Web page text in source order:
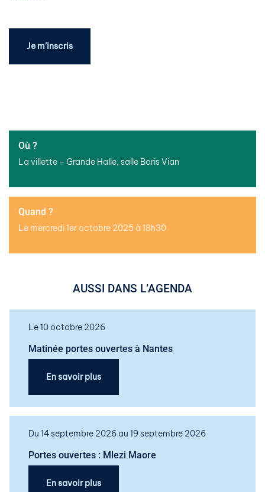
Je m’inscris
Où ?
La villette – Grande Halle, salle Boris Vian
Quand ?
Le mercredi 1er octobre 2025 à 18h30
AUSSI DANS L’AGENDA
Le 10 octobre 2026
Matinée portes ouvertes à Nantes
En savoir plus
Du 14 septembre 2026 au 19 septembre 2026
Portes ouvertes : Mlezi Maore
En savoir plus